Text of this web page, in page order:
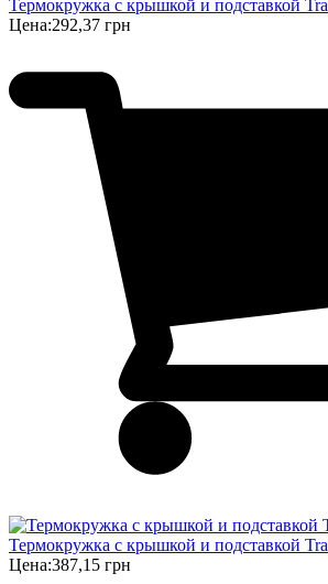
Термокружка с крышкой и подставкой
Цена:292,37 грн
Термокружка с крышкой и подставкой
Цена:387,15 грн